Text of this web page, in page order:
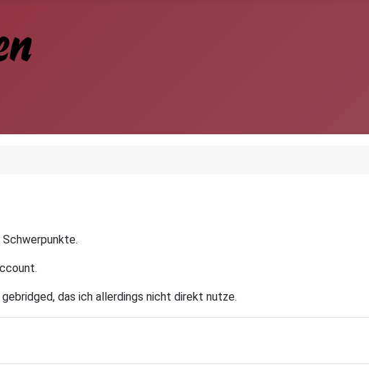
das ich allerdings nicht direkt nutze.